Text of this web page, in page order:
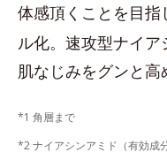
体感頂くことを目
ル化。速攻型ナイ
肌なじみをグンと高
*1 角層まで
*2 ナイアシンアミド（有効成